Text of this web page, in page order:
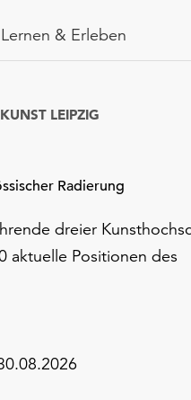
Lernen & Erleben
Radierung
LEIPZIG
dreier
aktuelle Positionen des